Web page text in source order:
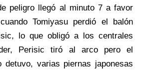
peligro llegó al minuto 7 a favor
Tomiyasu perdió el balón
lo que obligó a los centrales
Perisic tiró al arco pero el
detuvo, varias piernas japonesas